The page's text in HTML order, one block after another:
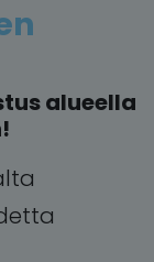
alueella